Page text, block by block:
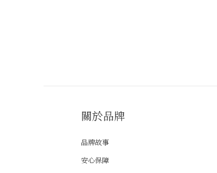
關於品牌
品牌故事
安心保障